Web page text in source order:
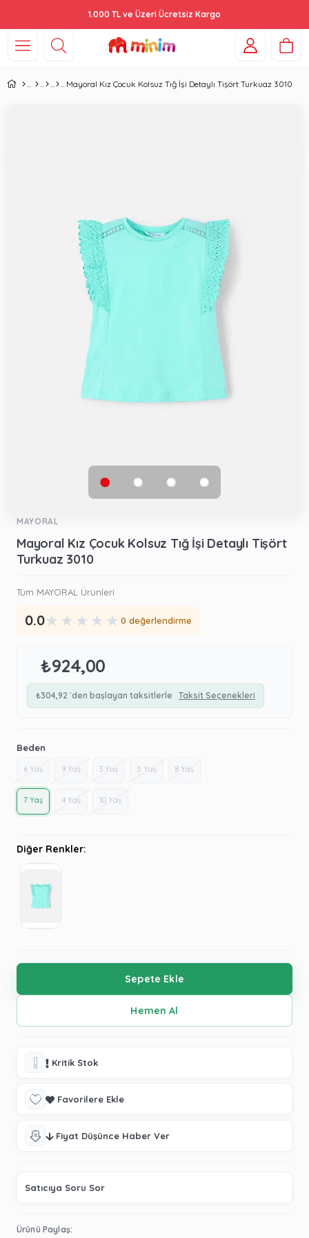
1.000 TL ve Üzeri Ücretsiz Kargo
Mayoral Kız Çocuk Kolsuz Tığ İşi Detaylı Tişört Turkuaz 3010
MAYORAL
Mayoral Kız Çocuk Kolsuz Tığ İşi Detaylı Tişört
Turkuaz 3010
Tüm MAYORAL Ürünleri
0.0★ ★ ★ ★ ★ 0 değerlendirme
₺924,00
₺304,92 `den başlayan taksitlerle Taksit Seçenekleri
Beden
6 Yaş 9 Yaş 3 Yaş 5 Yaş 8 Yaş
7 Yaş 4 Yaş 10 Yaş
Diğer Renkler:
Kritik Stok
Favorilere Ekle
Fiyat Düşünce Haber Ver
Satıcıya Soru Sor
Ürünü Paylaş: